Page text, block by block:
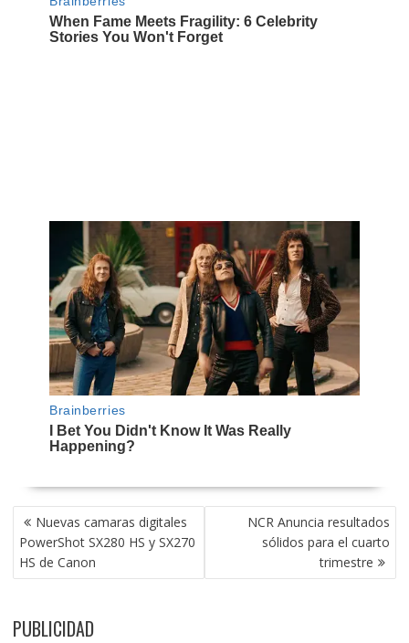
NAVEGACIÓN
DE
ENTRADAS
Nuevas camaras digitales
PowerShot SX280 HS y SX270
HS de Canon
NCR Anuncia resultados
sólidos para el cuarto
trimestre
PUBLICIDAD